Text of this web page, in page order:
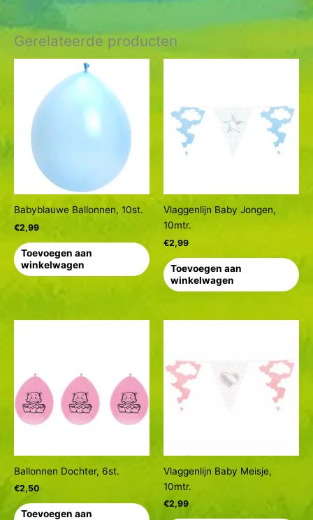
Gerelateerde producten
Babyblauwe Ballonnen, 10st.
€2,99
Toevoegen aan
winkelwagen
Vlaggenlijn Baby Jongen,
10mtr.
€2,99
Toevoegen aan
winkelwagen
Ballonnen Dochter, 6st.
€2,50
Toevoegen aan
Vlaggenlijn Baby Meisje,
10mtr.
€2,99